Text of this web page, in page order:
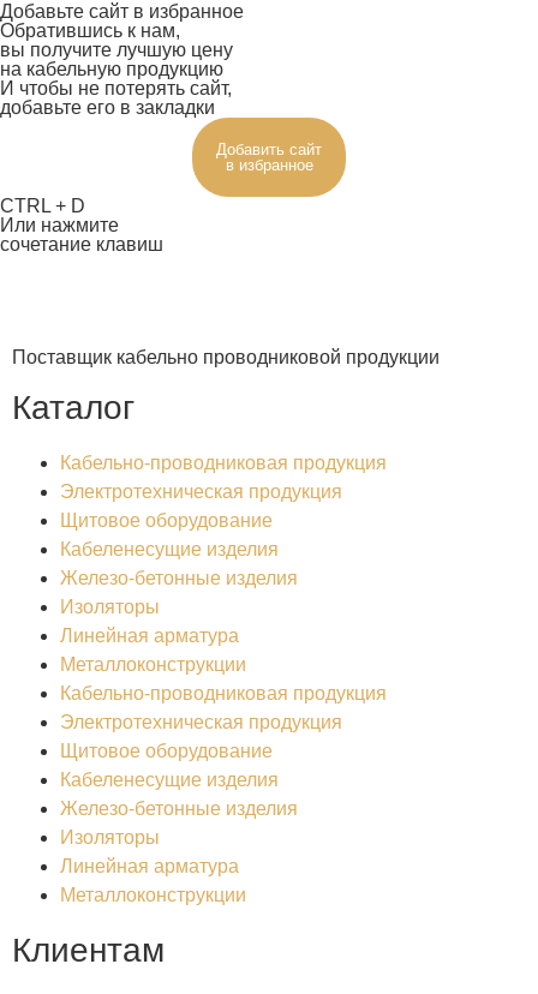
Добавьте сайт в избранное
Обратившись к нам,
вы получите лучшую цену
на кабельную продукцию
И чтобы не потерять сайт,
добавьте его в закладки
Добавить сайт
в избранное
CTRL + D
Или нажмите
сочетание клавиш
Поставщик кабельно проводниковой продукции
Каталог
Кабельно-проводниковая продукция
Электротехническая продукция
Щитовое оборудование
Кабеленесущие изделия
Железо-бетонные изделия
Изоляторы
Линейная арматура
Металлоконструкции
Кабельно-проводниковая продукция
Электротехническая продукция
Щитовое оборудование
Кабеленесущие изделия
Железо-бетонные изделия
Изоляторы
Линейная арматура
Металлоконструкции
Клиентам